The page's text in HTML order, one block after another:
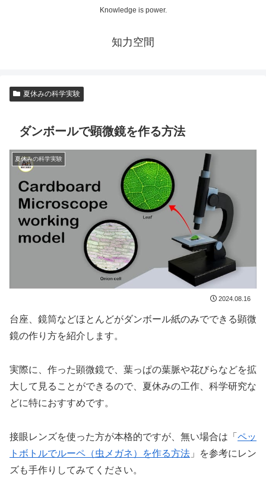
Knowledge is power.
知力空間
夏休みの科学実験
ダンボールで顕微鏡を作る方法
夏休みの科学実験
2024.08.16
台座、鏡筒などほとんどがダンボール紙のみでできる顕微
鏡の作り方を紹介します。
実際に、作った顕微鏡で、葉っぱの葉脈や花びらなどを拡
大して見ることができるので、夏休みの工作、科学研究な
どに特におすすめです。
接眼レンズを使った方が本格的ですが、無い場合は「 ペッ
トボトルでルーペ（虫メガネ）を作る方法 」を参考にレン
ズも手作りしてみてください。